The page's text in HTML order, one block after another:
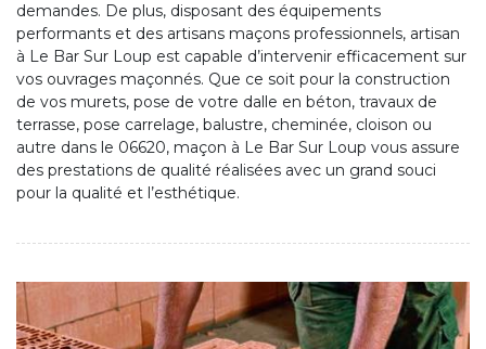
demandes. De plus, disposant des équipements
performants et des artisans maçons professionnels, artisan
à Le Bar Sur Loup est capable d’intervenir efficacement sur
vos ouvrages maçonnés. Que ce soit pour la construction
de vos murets, pose de votre dalle en béton, travaux de
terrasse, pose carrelage, balustre, cheminée, cloison ou
autre dans le 06620, maçon à Le Bar Sur Loup vous assure
des prestations de qualité réalisées avec un grand souci
pour la qualité et l’esthétique.